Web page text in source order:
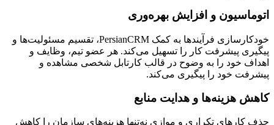
اتوماسیون و افزایش بهره‌وری
خودکارسازی فرآیندها به کمک PersianCRM، تقسیم مسئولیت‌ها و
پیگیری پیشرفت کار را تسهیل می‌کند. هر عضو تیم، وظایف و
اهداف خود را به وضوح در قالب کارتابل شخصی مشاهده و
پیشرفت خود را پیگیری می‌کند.
کاهش هزینه‌ها و هدایت منابع
حذف کارهای تکراری و موازی نه‌تنها هزینه‌های سازمان را کاهش